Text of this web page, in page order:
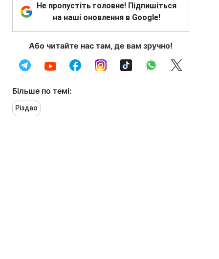
Не пропустіть головне! Підпишіться
на наші оновлення в Google!
Або читайте нас там, де вам зручно!
Більше по темі:
Різдво